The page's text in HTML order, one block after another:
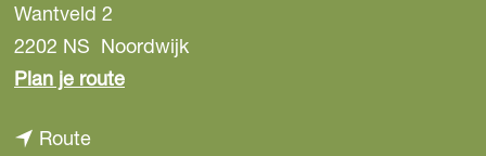
Wantveld 2
2202 NS Noordwijk
Plan je routen
Routen